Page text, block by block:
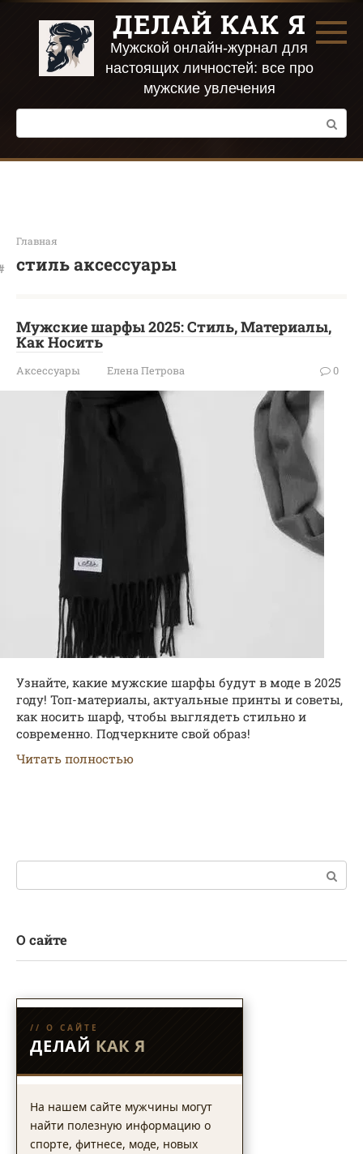
Перейти
контенту
ДЕЛАЙ КАК Я
Мужской онлайн-журнал для
настоящих личностей: все про
мужские увлечения
Поиск:
Главная
стиль аксессуары
Мужские шарфы 2025: Стиль, Материалы,
Как Носить
Аксессуары Елена Петрова 0
Узнайте, какие мужские шарфы будут в моде в 2025
году! Топ-материалы, актуальные принты и советы,
как носить шарф, чтобы выглядеть стильно и
современно. Подчеркните свой образ!
Читать полностью
Поиск:
О сайте
// О САЙТЕ
ДЕЛАЙ КАК Я
На нашем сайте мужчины могут
найти полезную информацию о
спорте, фитнесе, моде, новых